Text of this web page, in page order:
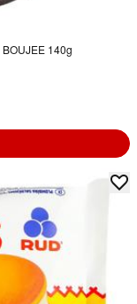
140g